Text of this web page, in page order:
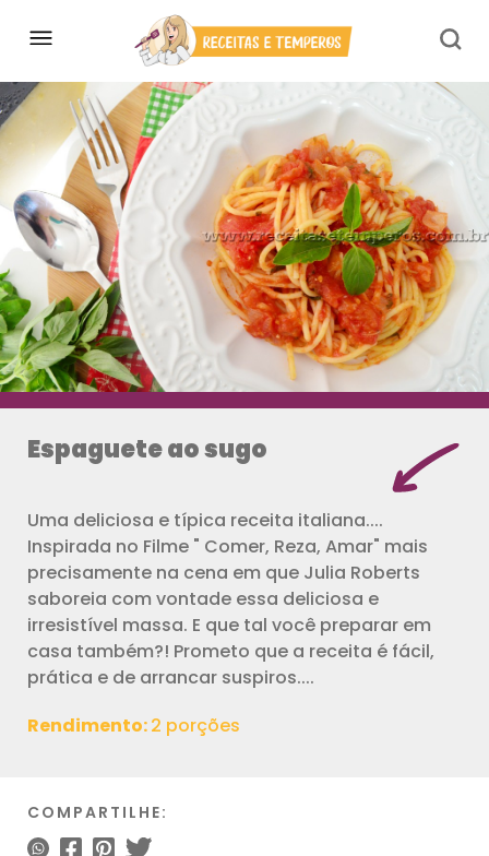
Espaguete ao sugo
Uma deliciosa e típica receita italiana....
Inspirada no Filme " Comer, Reza, Amar" mais
precisamente na cena em que Julia Roberts
saboreia com vontade essa deliciosa e
irresistível massa. E que tal você preparar em
casa também?! Prometo que a receita é fácil,
prática e de arrancar suspiros....
Rendimento:2 porções
COMPARTILHE: